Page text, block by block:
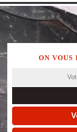
ON VOUS